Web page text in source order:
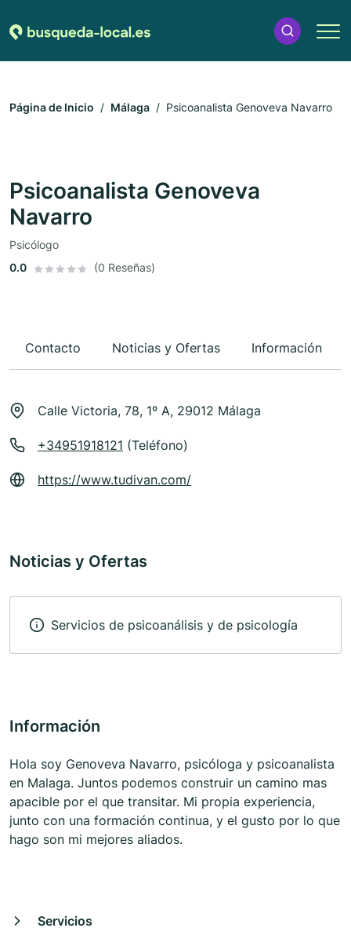
Página de Inicio Málaga Psicoanalista Genoveva Navarro
Psicoanalista Genoveva
Navarro
Psicólogo
0.0
(0 Reseñas)
Contacto Noticias y Ofertas Información
Calle Victoria, 78, 1º A, 29012 Málaga
+34951918121 (Teléfono)
https://www.tudivan.com/
Noticias y Ofertas
Servicios de psicoanálisis y de psicología
Información
Hola soy Genoveva Navarro, psicóloga y psicoanalista
en Malaga. Juntos podemos construir un camino mas
apacible por el que transitar. Mi propia experiencia,
junto con una formación continua, y el gusto por lo que
hago son mi mejores aliados.
Servicios